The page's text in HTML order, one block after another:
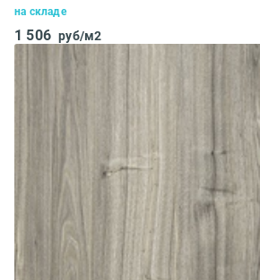
на складе
1 506 руб/м2